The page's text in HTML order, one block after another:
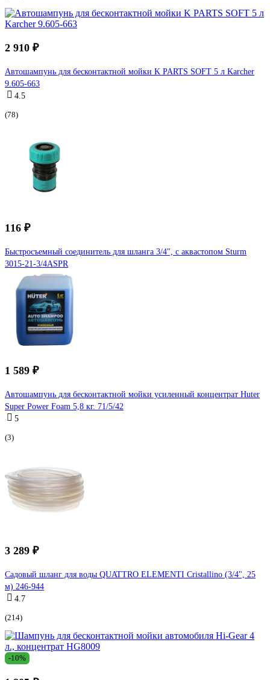
2 910 ₽
Автошампунь для бесконтактной мойки K PARTS SOFT 5 л Karcher
9.605-663
4.5
(78)
116 ₽
Быстросъемный соединитель для шланга 3/4", с аквастопом Sturm
3015-21-3/4ASPR
1 589 ₽
Автошампунь для бесконтактной мойки усиленный концентрат Huter
Super Power Foam 5,8 кг. 71/5/42
5
(3)
3 289 ₽
Садовый шланг для воды QUATTRO ELEMENTI Cristallino (3/4", 25
м) 246-944
4.7
(214)
-10%